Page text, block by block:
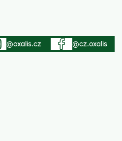
@oxalis.cz @cz.oxalis